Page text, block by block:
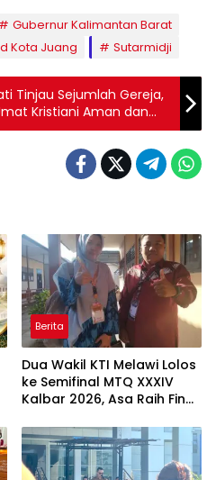
Gubernur Kalimantan Barat
Kota Juang Sutarmidji
Tinjau Sejumlah Gereja,
Kristiani Aman dan
Berita
Dua Wakil KTI Melawi Lolos
ke Semifinal MTQ XXXIV
Kalbar 2026, Asa Raih Final
Kafilah